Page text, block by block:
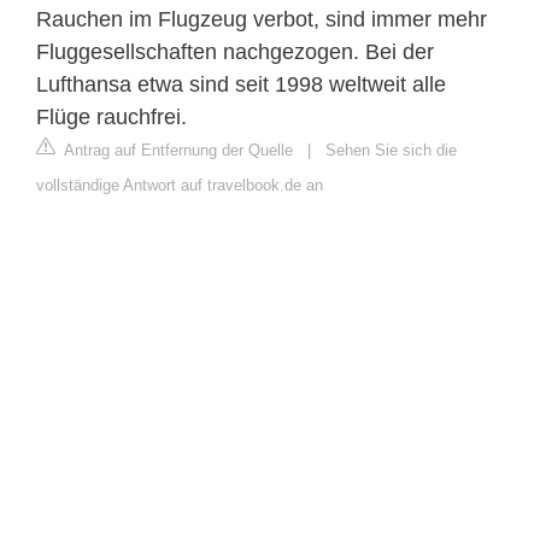
Rauchen im Flugzeug verbot, sind immer mehr
Fluggesellschaften nachgezogen. Bei der
Lufthansa etwa sind seit 1998 weltweit alle
Flüge rauchfrei.
Antrag auf Entfernung der Quelle | Sehen Sie sich die
vollständige Antwort auf travelbook.de an